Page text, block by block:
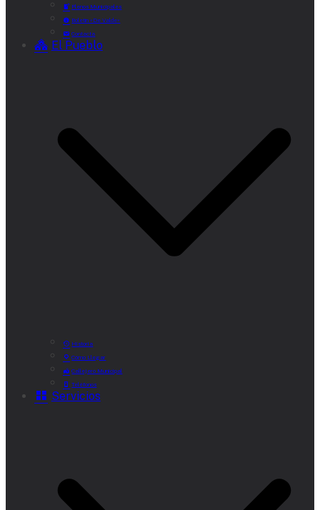
Plenos Municipales
Boletín «De Valde»
Contacta
El Pueblo
Historia
Cómo Llegar
Callejero Municipal
Teléfonos
Servicios